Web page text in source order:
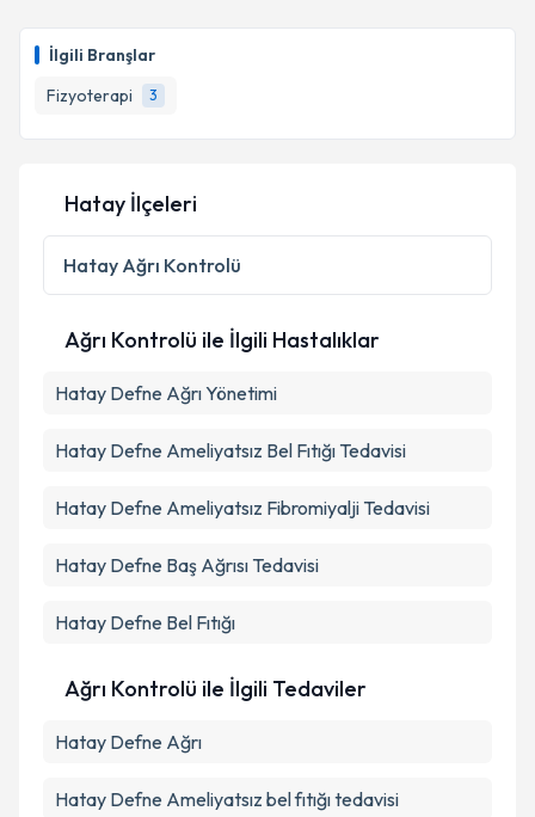
İlgili Branşlar
Fizyoterapi
3
Hatay İlçeleri
Hatay Ağrı Kontrolü
Ağrı Kontrolü ile İlgili Hastalıklar
Hatay Defne Ağrı Yönetimi
Hatay Defne Ameliyatsız Bel Fıtığı Tedavisi
Hatay Defne Ameliyatsız Fibromiyalji Tedavisi
Hatay Defne Baş Ağrısı Tedavisi
Hatay Defne Bel Fıtığı
Ağrı Kontrolü ile İlgili Tedaviler
Hatay Defne Ağrı
Hatay Defne Ameliyatsız bel fıtığı tedavisi